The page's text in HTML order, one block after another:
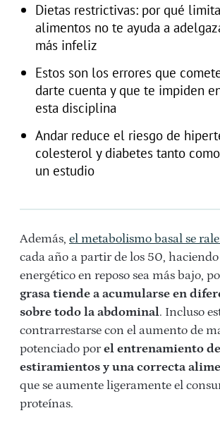
Dietas restrictivas: por qué
alimentos no te ayuda a
más infeliz
Estos son los errores que
darte cuenta y que te impiden
esta disciplina
Andar reduce el riesgo de
colesterol y diabetes tanto
un estudio
Además, el metabolismo basal se
cada año a partir de los 50, haciendo
energético en reposo sea más bajo,
grasa tiende a acumularse en
sobre todo la abdominal. Incluso
contrarrestarse con el aumento de
potenciado porel entrenamiento
estiramientos y una correcta
que se aumente ligeramente el
proteínas.